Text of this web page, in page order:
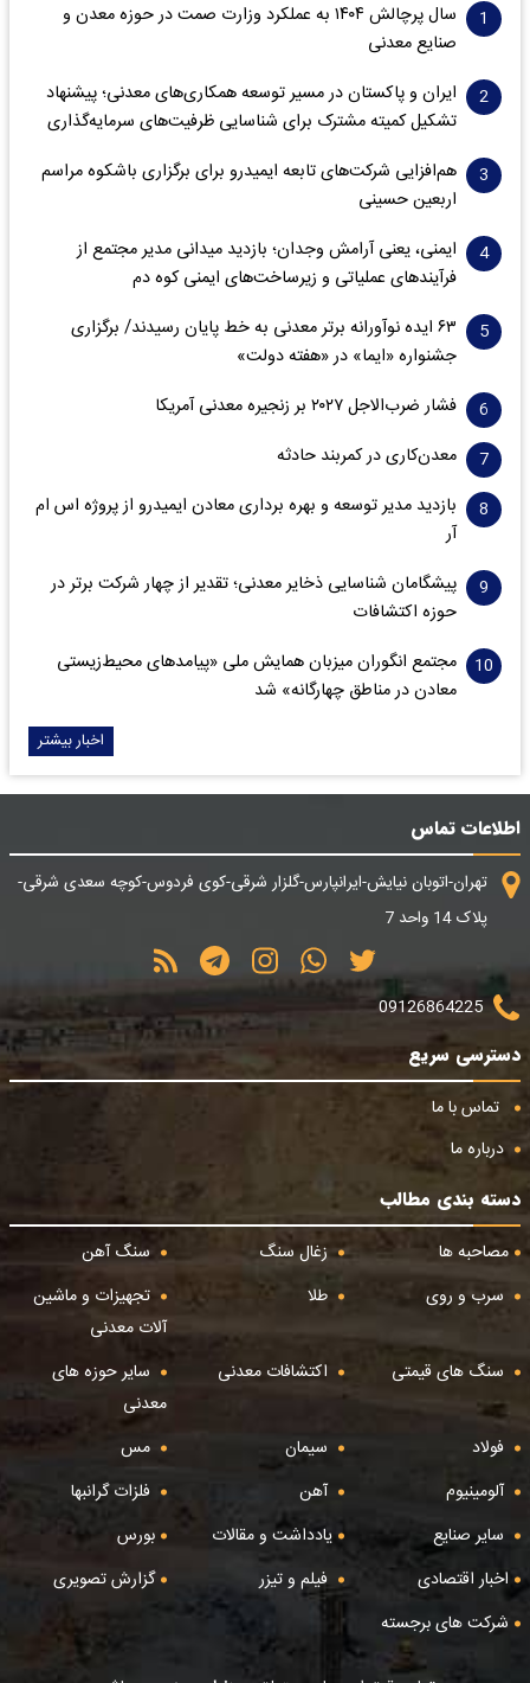
سال پرچالش ۱۴۰۴ به عملکرد وزارت صمت در حوزه معدن و
صنایع معدنی
ایران و پاکستان در مسیر توسعه همکاری‌های معدنی؛ پیشنهاد
تشکیل کمیته مشترک برای شناسایی ظرفیت‌های سرمایه‌گذاری
هم‌افزایی شرکت‌های تابعه ایمیدرو برای برگزاری باشکوه مراسم
اربعین حسینی
ایمنی، یعنی آرامش وجدان؛ بازدید میدانی مدیر مجتمع از
فرآیندهای عملیاتی و زیرساخت‌های ایمنی کوه دم
۶۳ ایده نوآورانه برتر معدنی به خط پایان رسیدند/ برگزاری
جشنواره «ایما» در «هفته دولت»
فشار ضرب‌الاجل ۲۰۲۷ بر زنجیره معدنی آمریکا
معدن‌کاری در کمربند حادثه
بازدید مدیر توسعه و بهره برداری معادن ایمیدرو از پروژه اس ام
آر
پیشگامان شناسایی ذخایر معدنی؛ تقدیر از چهار شرکت برتر در
حوزه اکتشافات‌
مجتمع انگوران میزبان همایش ملی «پیامدهای محیط‌زیستی
معادن در مناطق چهارگانه» شد
اخبار بیشتر
اطلاعات تماس
تهران-اتوبان نیایش-ایرانپارس-گلزار شرقی-کوی فردوس-کوچه سعدی شرقی-
پلاک 14 واحد 7
09126864225
دسترسی سریع
تماس با ما
درباره ما
دسته بندی مطالب
مصاحبه ها
زغال سنگ
سنگ آهن
سرب و روی
طلا
تجهیزات و ماشین
آلات معدنی
سنگ های قیمتی
اکتشافات معدنی
سایر حوزه های
معدنی
فولاد
سیمان
مس
آلومینیوم
آهن
فلزات گرانبها
سایر صنایع
یادداشت و مقالات
بورس
اخبار اقتصادی
فیلم و تیزر
گزارش تصویری
شرکت های برجسته